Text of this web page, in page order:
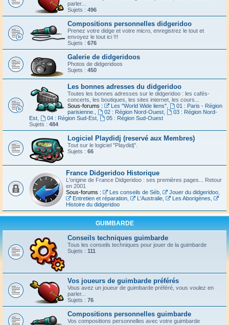
parler...
Sujets : 496
Compositions personnelles didgeridoo
Prenez votre didge et votre micro, enregistrez le tout et
envoyez le tout ici !!!
Sujets : 676
Galerie de didgeridoos
Photos de didgeridoos
Sujets : 450
Les bonnes adresses du didgeridoo
Toutes les bonnes adresses sur le didgeridoo : les cafés-
concerts, les boutiques, les sites internet, les cours...
Sous-forums :
Les "World Wide liens",
01 : Paris - Région
parisienne.
02 : Région Nord-Ouest,
03 : Région Nord-
Est
04 : Région Sud-Est,
05 : Région Sud-Ouest
Sujets : 484
Logiciel Playdidj (reservé aux Membres)
Tout sur le logiciel "Playdidj".
Sujets : 66
France Didgeridoo Historique
L'origine de France Didgeridoo : ses premières pages... Retour
en 2001
Sous-forums :
Les conseils de Séb, Jouer du didgeridoo,
Entretien et réparation, L'Australie, Les Aborigènes
Histoire du didgeridoo
GUIMBARDE
Conseils techniques guimbarde
Tous les conseils techniques pour jouer de la guimbarde
Sujets : 111
Vos joueurs de guimbarde préférés
Vous avez un joueur de guimbarde préféré, vous voulez en
parler...
Sujets : 76
Compositions personnelles guimbarde
Vos compositions personnelles avec votre guimbarde